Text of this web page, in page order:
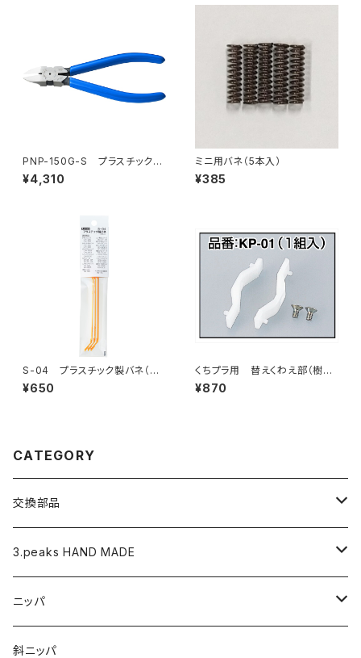
PNP-150G-S プラスチックニ
ッパ（バネ付）
¥4,310
ミニ用バネ（5本入）
¥385
S-04 プラスチック製バネ（3
本入）
¥650
くちプラ用 替えくわえ部（樹
脂）
¥870
CATEGORY
交換部品
バネ
ナイロンジョープライヤー用 替えくわえ部
くちプラ用替えくわえ部
3.peaks HAND MADE
ニッパ
丸ペンチ
ニッパ
強力ニッパ
斜ニッパ